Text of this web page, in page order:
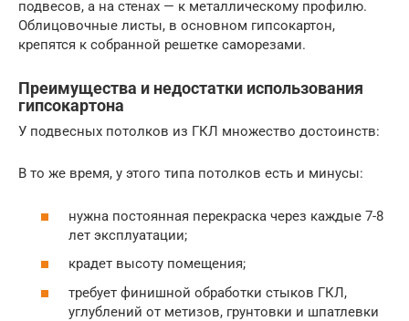
подвесов, а на стенах — к металлическому профилю.
Облицовочные листы, в основном гипсокартон,
крепятся к собранной решетке саморезами.
Преимущества и недостатки использования
гипсокартона
У подвесных потолков из ГКЛ множество достоинств:
В то же время, у этого типа потолков есть и минусы:
нужна постоянная перекраска через каждые 7-8
лет эксплуатации;
крадет высоту помещения;
требует финишной обработки стыков ГКЛ,
углублений от метизов, грунтовки и шпатлевки